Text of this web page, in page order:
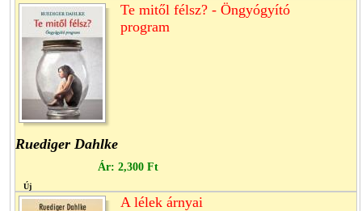
Te mitől félsz? - Öngyógyító
program
Ruediger Dahlke
Ár: 2,300 Ft
Új
A lélek árnyai